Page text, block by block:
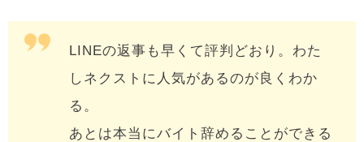
LINEの返事も早くて評判どおり。わた
しネクストに人気があるのが良くわか
る。
あとは本当にバイト辞めることができる